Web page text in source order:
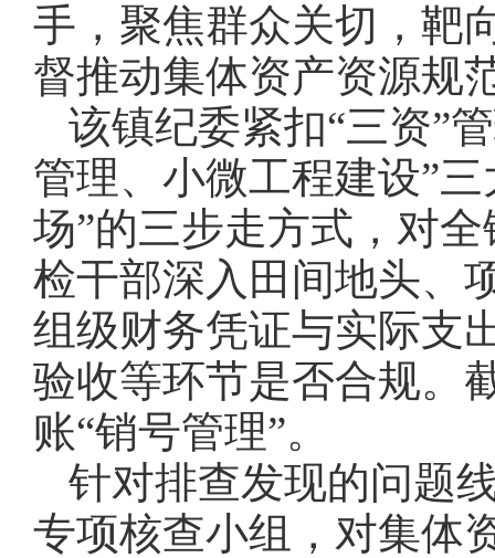
手，聚焦群众关切，靶
督推动集体资产资源规
该镇纪委紧扣“三资”
管理、小微工程建设”
场”的三步走方式，对
检干部深入田间地头、
组级财务凭证与实际支
验收等环节是否合规。
账“销号管理”。
针对排查发现的问题
专项核查小组，对集体